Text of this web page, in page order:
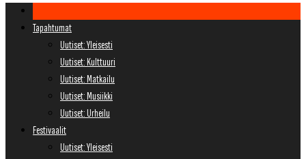
Tapahtumat
Uutiset: Yleisesti
Uutiset: Kulttuuri
Uutiset: Matkailu
Uutiset: Musiikki
Uutiset: Urheilu
Festivaalit
Uutiset: Yleisesti